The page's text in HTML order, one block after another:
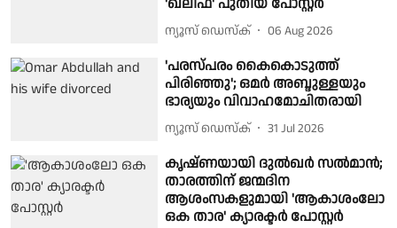
'ഖലീഫ' പുതിയ പോസ്റ്റർ
ന്യൂസ് ഡെസ്ക് 06 Aug 2026
'പരസ്പരം കൈകൊടുത്ത്
പിരിഞ്ഞു'; ഒമർ അബ്ദുള്ളയും
ഭാര്യയും വിവാഹമോചിതരായി
ന്യൂസ് ഡെസ്ക് 31 Jul 2026
കൃഷ്ണയായി ദുൽഖർ സൽമാൻ;
താരത്തിന് ജന്മദിന
ആശംസകളുമായി 'ആകാശംലോ
ഒക താര' ക്യാരക്ടർ പോസ്റ്റർ